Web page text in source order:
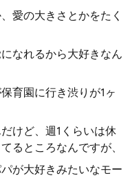
愛の大きさとかをたく
なれるから大好きなん
育園に行き渋りが1ヶ
けど、週1くらいは休
るところなんですが、
が大好きみたいなモー